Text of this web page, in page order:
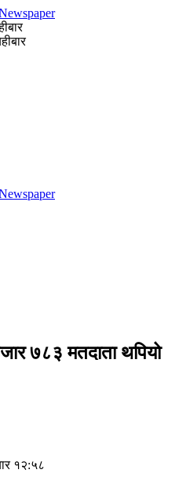
७८३ मतदाता थपियो
१२:५८